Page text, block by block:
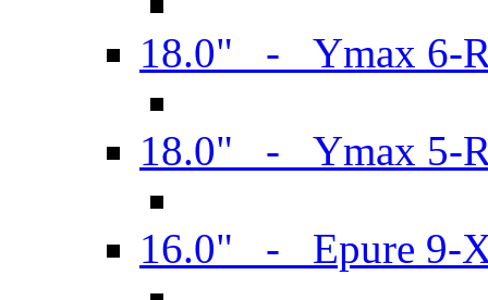
18.0" - Ymax 6-
18.0" - Ymax 5-
16.0" - Epure 9-